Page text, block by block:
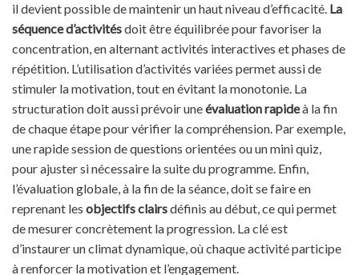
il devient possible de maintenir un haut niveau d’efficacité. La
séquence d’activitésdoit être équilibrée pour favoriser la
concentration, en alternant activités interactives et phases de
répétition. L’utilisation d’activités variées permet aussi de
stimuler la motivation, tout en évitant la monotonie. La
structuration doit aussi prévoir uneévaluation rapideà la fin
de chaque étape pour vérifier la compréhension. Par exemple,
une rapide session de questions orientées ou un mini quiz,
pour ajuster si nécessaire la suite du programme. Enfin,
l’évaluation globale, à la fin de la séance, doit se faire en
reprenant les objectifs clairsdéfinis au début, ce qui permet
de mesurer concrètement la progression. La clé est
d’instaurer un climat dynamique, où chaque activité participe
à renforcer la motivation et l’engagement.